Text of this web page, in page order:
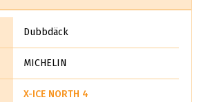
Dubbdäck
MICHELIN
X-ICE NORTH 4